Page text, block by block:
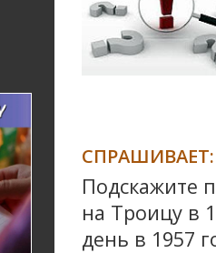
СПРАШИВАЕТ:
Подскажите
на Троицу в
день в 1957